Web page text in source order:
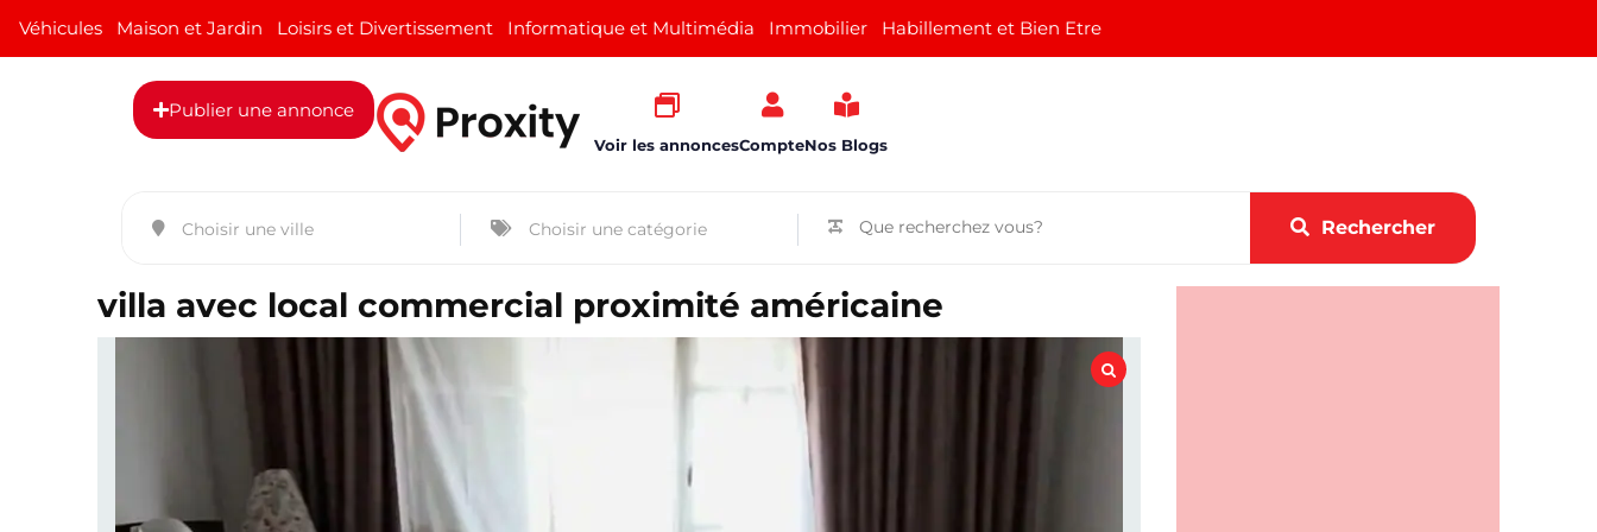
Véhicules Maison et Jardin Loisirs et Divertissement Informatique et Multimédia Immobilier Habillement et Bien Etre
Publier une annonce
Voir les annoncesCompteNos Blogs
Rechercher
villa avec local commercial proximité américaine